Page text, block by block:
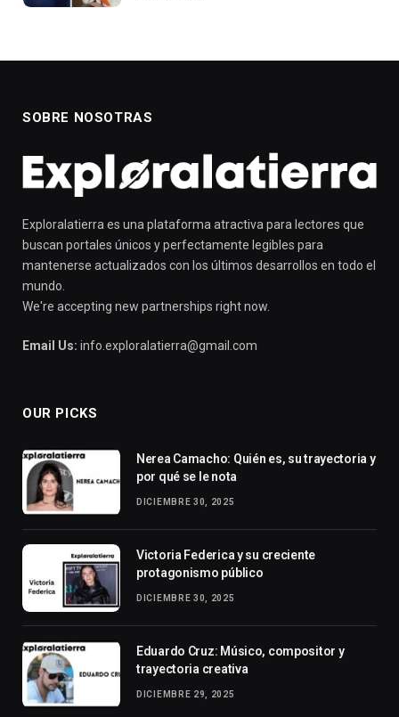
SOBRE NOSOTRAS
Exploralatierra es una plataforma atractiva para lectores que
buscan portales únicos y perfectamente legibles para
mantenerse actualizados con los últimos desarrollos en todo el
mundo.
We're accepting new partnerships right now.
Email Us: info.exploralatierra@gmail.com
OUR PICKS
Nerea Camacho: Quién es, su trayectoria y
por qué se le nota
DICIEMBRE 30, 2025
Victoria Federica y su creciente
protagonismo público
DICIEMBRE 30, 2025
Eduardo Cruz: Músico, compositor y
trayectoria creativa
DICIEMBRE 29, 2025